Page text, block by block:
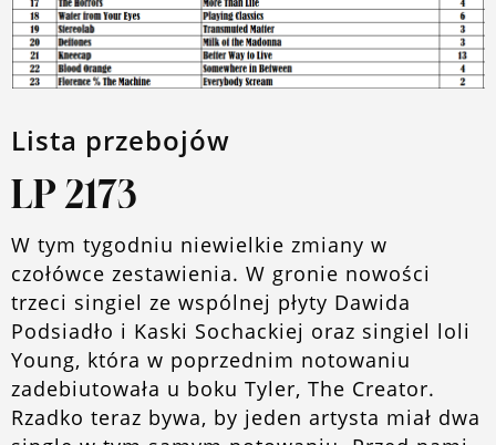
Lista przebojów
LP 2173
W tym tygodniu niewielkie zmiany w
czołówce zestawienia. W gronie nowości
trzeci singiel ze wspólnej płyty Dawida
Podsiadło i Kaski Sochackiej oraz singiel loli
Young, która w poprzednim notowaniu
zadebiutowała u boku Tyler, The Creator.
Rzadko teraz bywa, by jeden artysta miał dwa
O blogu